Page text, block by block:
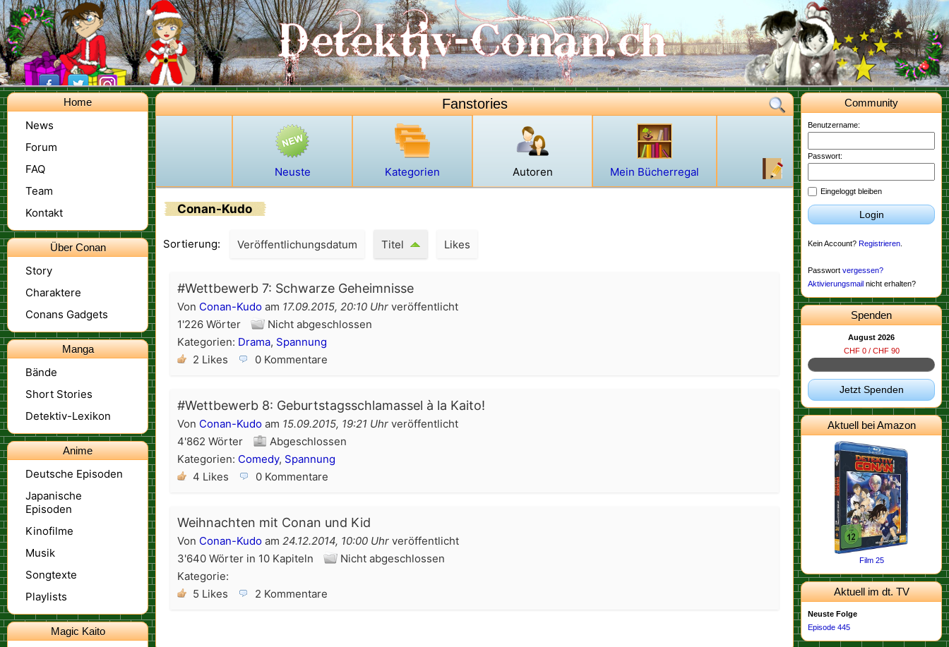
Home
News
Forum
FAQ
Team
Kontakt
Über Conan
Story
Charaktere
Conans Gadgets
Manga
Bände
Short Stories
Detektiv-Lexikon
Anime
Deutsche Episoden
Japanische
Episoden
Kinofilme
Musik
Songtexte
Playlists
Magic Kaito
Community
Benutzername:
Passwort:
Eingeloggt bleiben
Login
Kein Account? Registrieren
Passwort vergessen?
Aktivierungsmail nicht erhalten?
Spenden
August 2026
CHF 0 / CHF 90
Jetzt Spenden
Aktuell bei Amazon
Film 25
Aktuell im dt. TV
Neuste Folge
Episode 445
Fanstories
Neuste Kategorien Autoren Mein Bücherregal
Conan-Kudo
Sortierung: Veröffentlichungsdatum Titel Likes
#Wettbewerb 7: Schwarze Geheimnisse
Von Conan-Kudo am 17.09.2015, 20:10 Uhr veröffentlicht
1'226 Wörter
Nicht abgeschlossen
Kategorien: Drama, Spannung
2 Likes
0 Kommentare
#Wettbewerb 8: Geburtstagsschlamassel à la Kaito!
Von Conan-Kudo am 15.09.2015, 19:21 Uhr veröffentlicht
4'862 Wörter
Abgeschlossen
Kategorien: Comedy, Spannung
4 Likes
0 Kommentare
Weihnachten mit Conan und Kid
Von Conan-Kudo am 24.12.2014, 10:00 Uhr veröffentlicht
3'640 Wörter in 10 Kapiteln
Nicht abgeschlossen
Kategorie:
5 Likes
2 Kommentare